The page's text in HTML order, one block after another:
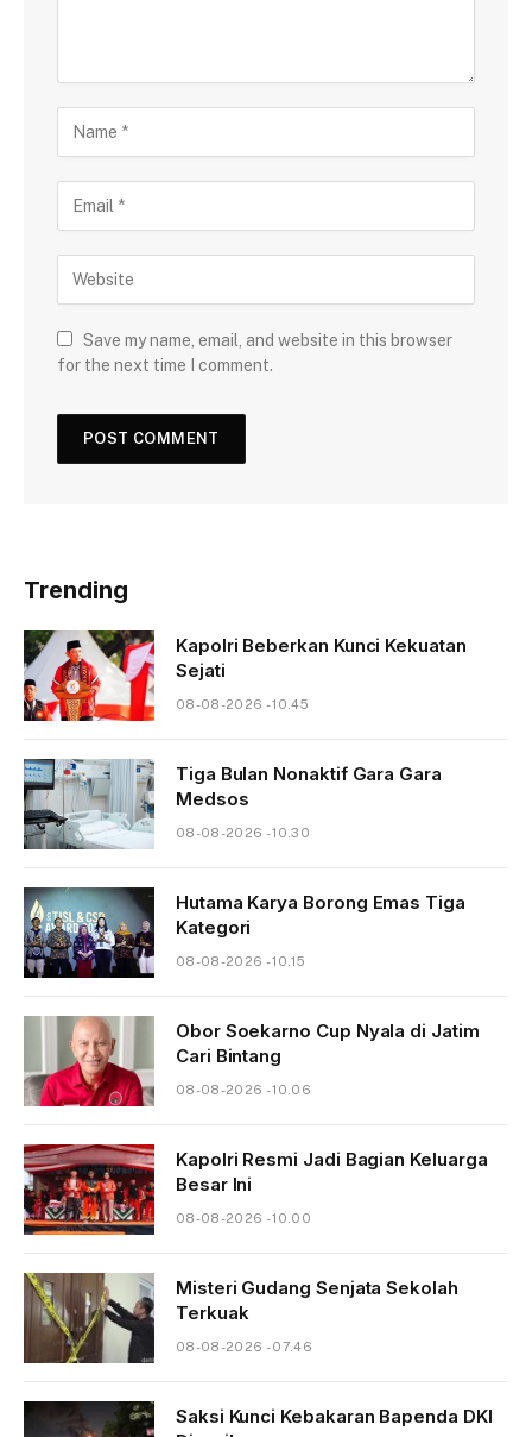
Save my name, email, and website in this browser
for the next time I comment.
Trending
Kapolri Beberkan Kunci Kekuatan
Sejati
08-08-2026 - 10.45
Tiga Bulan Nonaktif Gara Gara
Medsos
08-08-2026 - 10.30
Hutama Karya Borong Emas Tiga
Kategori
08-08-2026 - 10.15
Obor Soekarno Cup Nyala di Jatim
Cari Bintang
08-08-2026 - 10.06
Kapolri Resmi Jadi Bagian Keluarga
Besar Ini
08-08-2026 - 10.00
Misteri Gudang Senjata Sekolah
Terkuak
08-08-2026 - 07.46
Saksi Kunci Kebakaran Bapenda DKI